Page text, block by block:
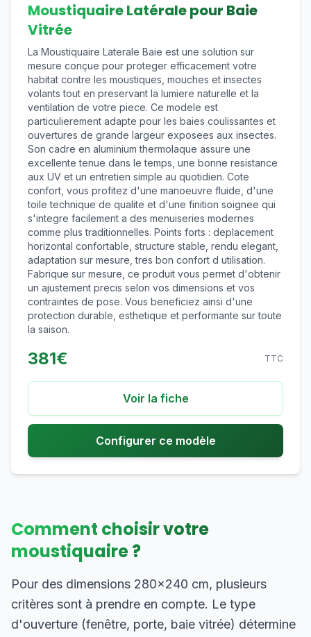
Moustiquaire Latérale pour Baie
Vitrée
La Moustiquaire Laterale Baie est une solution sur
mesure conçue pour proteger efficacement votre
habitat contre les moustiques, mouches et insectes
volants tout en preservant la lumiere naturelle et la
ventilation de votre piece. Ce modele est
particulierement adapte pour les baies coulissantes et
ouvertures de grande largeur exposees aux insectes.
Son cadre en aluminium thermolaque assure une
excellente tenue dans le temps, une bonne resistance
aux UV et un entretien simple au quotidien. Cote
confort, vous profitez d'une manoeuvre fluide, d'une
toile technique de qualite et d'une finition soignee qui
s'integre facilement a des menuiseries modernes
comme plus traditionnelles. Points forts : deplacement
horizontal confortable, structure stable, rendu elegant,
adaptation sur mesure, tres bon confort d utilisation.
Fabrique sur mesure, ce produit vous permet d'obtenir
un ajustement precis selon vos dimensions et vos
contraintes de pose. Vous beneficiez ainsi d'une
protection durable, esthetique et performante sur toute
la saison.
381€ TTC
Voir la fiche
Configurer ce modèle
Comment choisir votre
moustiquaire ?
Pour des dimensions 280×240 cm, plusieurs
critères sont à prendre en compte. Le type
d'ouverture (fenêtre, porte, baie vitrée) détermine